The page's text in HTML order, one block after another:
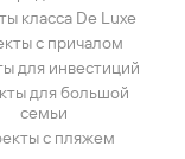
класса De Luxe
с причалом
для инвестиций
для большой
семьи
с пляжем